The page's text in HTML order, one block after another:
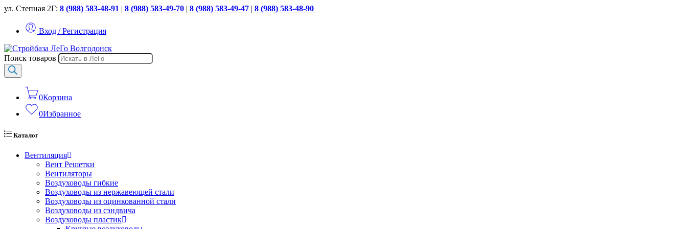
ул. Степная 2Г: 8 (988) 583-48-91 | 8 (988) 583-49-70 | 8 (988) 583-49-47 | 8 (988) 583-48-90
Вход / Регистрация
Поиск товаров
0Корзина
0Избранное
Каталог
Вентиляция
Вент Решетки
Вентиляторы
Воздуховоды гибкие
Воздуховоды из нержавеющей стали
Воздуховоды из оцинкованной стали
Воздуховоды из сэндвича
Воздуховоды пластик